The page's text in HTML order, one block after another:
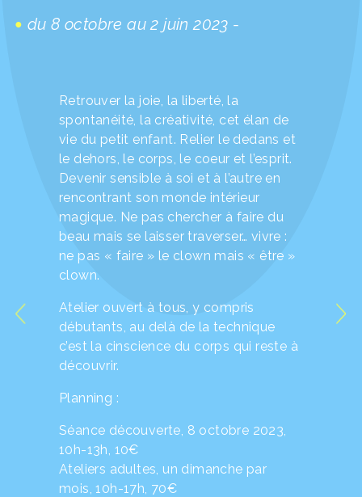
du 8 octobre au 2 juin 2023 -
Retrouver la joie, la liberté, la
spontanéité, la créativité, cet élan de
vie du petit enfant. Relier le dedans et
le dehors, le corps, le coeur et l’esprit.
Devenir sensible à soi et à l’autre en
rencontrant son monde intérieur
magique. Ne pas chercher à faire du
beau mais se laisser traverser… vivre :
ne pas « faire » le clown mais « être »
clown.
Atelier ouvert à tous, y compris
débutants, au delà de la technique
c’est la cinscience du corps qui reste à
découvrir.
Planning :
Séance découverte, 8 octobre 2023,
10h-13h, 10€
Ateliers adultes, un dimanche par
mois, 10h-17h, 70€